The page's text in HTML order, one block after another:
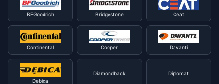
BFGoodrich Bridgestone Ceat
Continental Cooper Davanti
Debica
Diamondback Diplomat